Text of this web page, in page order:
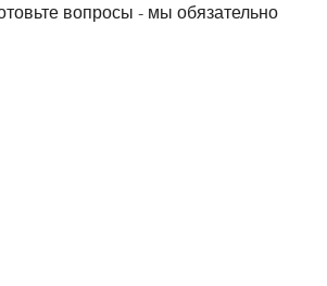
вопросы - мы обязательно